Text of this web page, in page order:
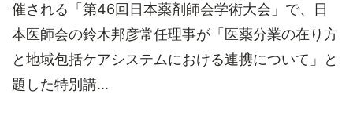
催される「第46回日本薬剤師会学術大会」で、日
本医師会の鈴木邦彦常任理事が「医薬分業の在り方
と地域包括ケアシステムにおける連携について」と
題した特別講...